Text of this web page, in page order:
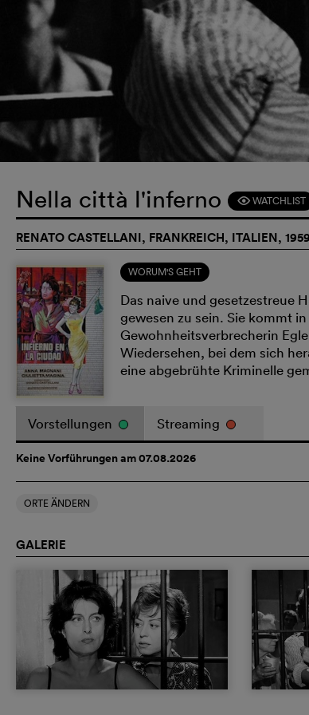
Nella città l'inferno F WATCHLIST
RENATO CASTELLANI, FRANKREICH, ITALIEN, 1959
WORUM'S GEHT
Das naive und gesetzestreue
gewesen zu sein. Sie kommt
Gewohnheitsverbrecherin
Wiedersehen, bei dem sich
eine abgebrühte Kriminelle
Vorstellungen Streaming
Keine Vorführungen am 07.08.2026
ORTE ÄNDERN
GALERIE